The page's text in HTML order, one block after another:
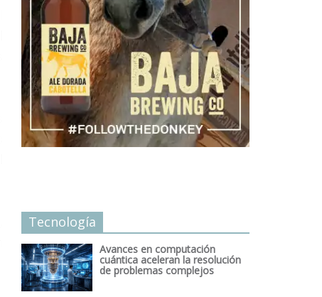
Tecnología
Avances en computación
cuántica aceleran la resolución
de problemas complejos